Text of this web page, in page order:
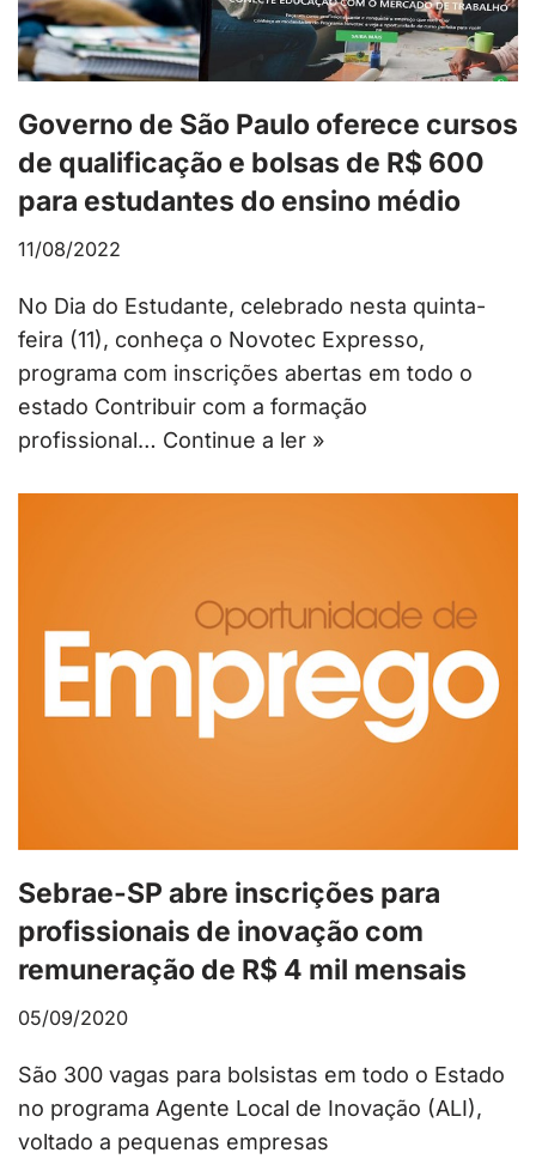
Governo de São Paulo oferece cursos
de qualificação e bolsas de R$ 600
para estudantes do ensino médio
11/08/2022
No Dia do Estudante, celebrado nesta quinta-
feira (11), conheça o Novotec Expresso,
programa com inscrições abertas em todo o
estado Contribuir com a formação
profissional… Continue a ler »
Sebrae-SP abre inscrições para
profissionais de inovação com
remuneração de R$ 4 mil mensais
05/09/2020
São 300 vagas para bolsistas em todo o Estado
no programa Agente Local de Inovação (ALI),
voltado a pequenas empresas